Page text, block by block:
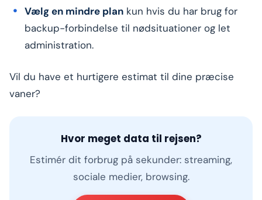
Vælg en mindre plan kun hvis du har brug for
backup-forbindelse til nødsituationer og let
administration.
Vil du have et hurtigere estimat til dine præcise
vaner?
Hvor meget data til rejsen?
Estimér dit forbrug på sekunder: streaming,
sociale medier, browsing.